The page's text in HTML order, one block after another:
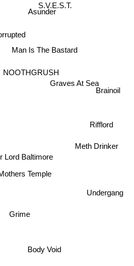
Brainoil
Graves At Sea
NOOTHGRUSH
Man Is The Bastard
Rifflord
Meth Drinker
Asunder
Lord Baltimore
S.V.E.S.T.
Temple
Grime
Body Void
Undergang